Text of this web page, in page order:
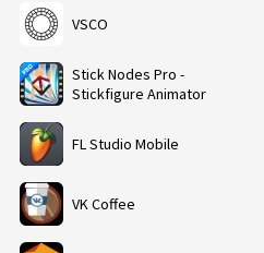
VSCO
Stick Nodes Pro -
Stickfigure Animator
FL Studio Mobile
VK Coffee